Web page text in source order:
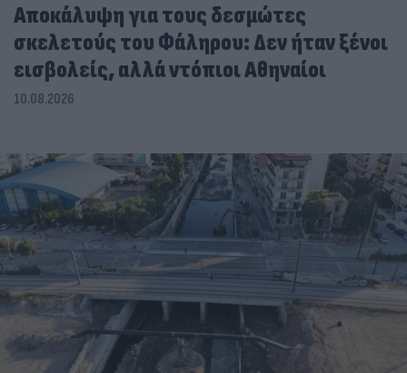
Αποκάλυψη για τους δεσμώτες
σκελετούς του Φάληρου: Δεν ήταν ξένοι
εισβολείς, αλλά ντόπιοι Αθηναίοι
10.08.2026